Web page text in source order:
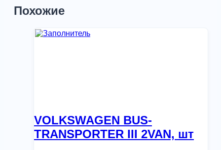
Похожие
VOLKSWAGEN BUS-
TRANSPORTER III 2VAN, шт